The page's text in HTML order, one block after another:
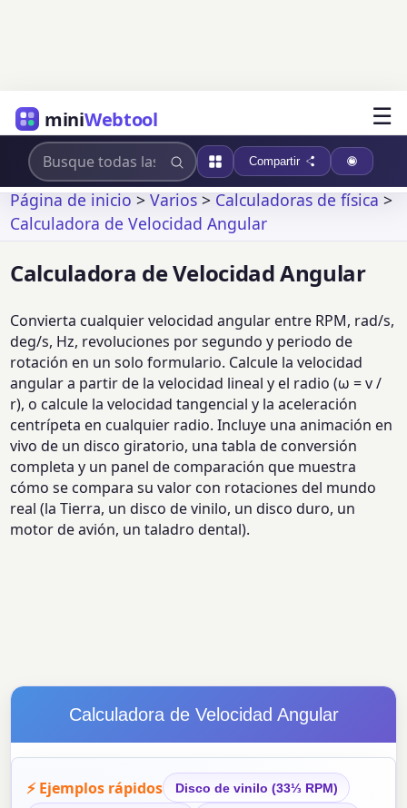
miniWebtool ☰
Compartir
Página de inicio>Varios>Calculadoras de física>
Calculadora de Velocidad Angular
Calculadora de Velocidad Angular
Convierta cualquier velocidad angular entre RPM, rad/s,
deg/s, Hz, revoluciones por segundo y periodo de
rotación en un solo formulario. Calcule la velocidad
angular a partir de la velocidad lineal y el radio (ω = v /
r), o calcule la velocidad tangencial y la aceleración
centrípeta en cualquier radio. Incluye una animación en
vivo de un disco giratorio, una tabla de conversión
completa y un panel de comparación que muestra
cómo se compara su valor con rotaciones del mundo
real (la Tierra, un disco de vinilo, un disco duro, un
motor de avión, un taladro dental).
Calculadora de Velocidad Angular
⚡ Ejemplos rápidos Disco de vinilo (33⅓ RPM)